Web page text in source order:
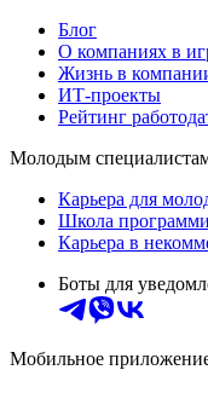
Блог
О компаниях в
Жизнь в
ИТ-проекты
Рейтинг
Молодым
Карьера для
Школа
Карьера в
Боты для
Мобильное